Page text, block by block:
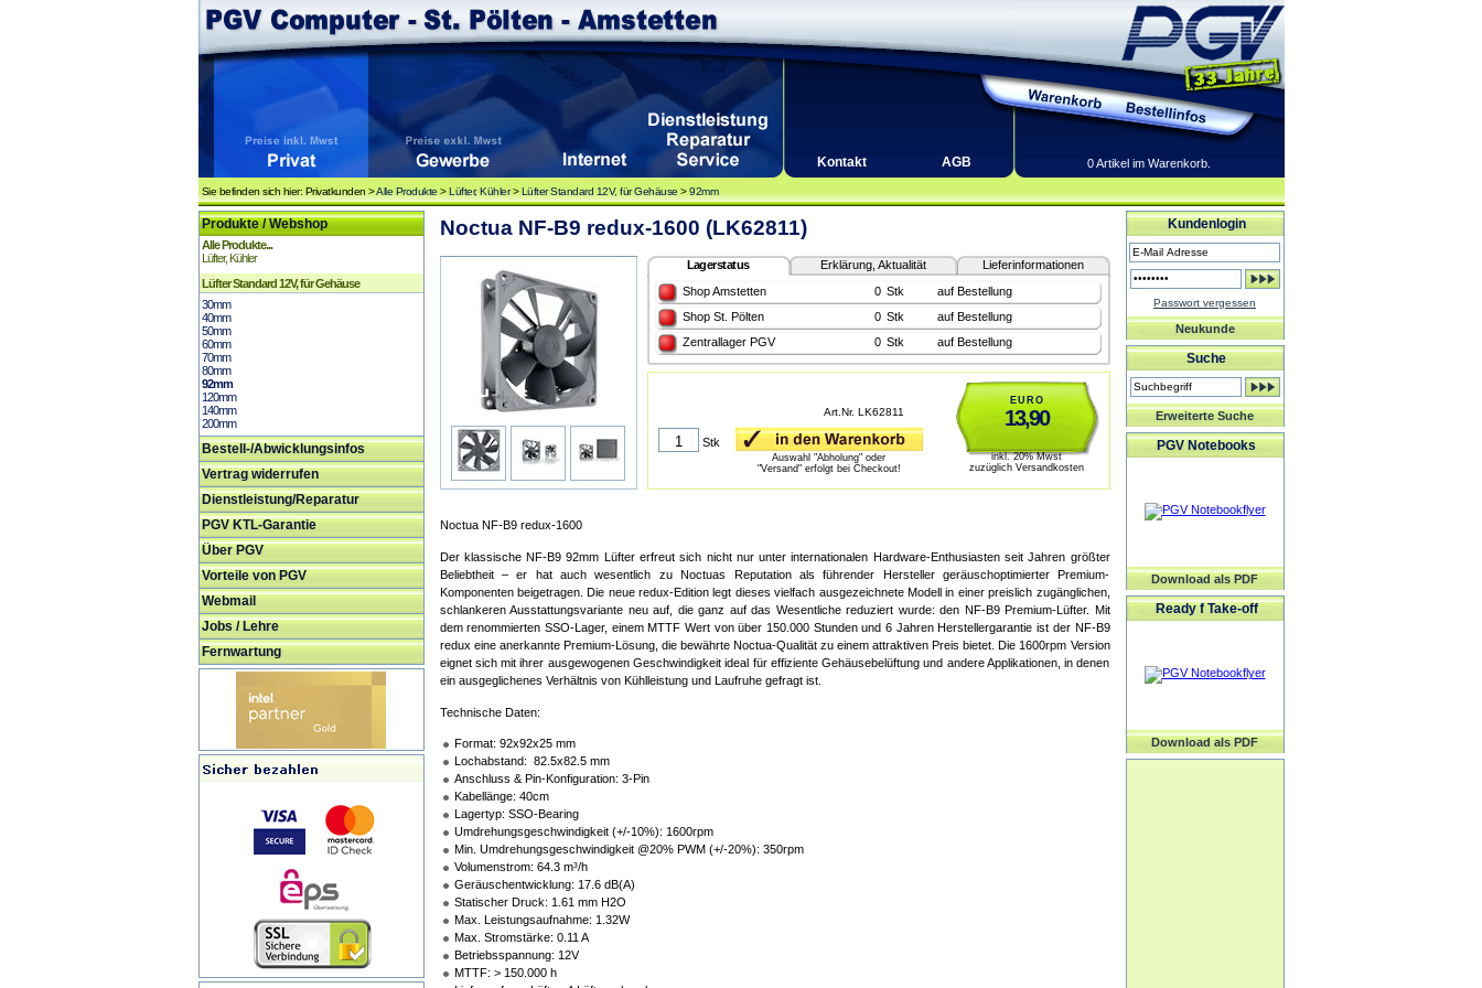
Kontakt AGB 0 Artikel im Warenkorb.
Sie befinden sich hier: Privatkunden >Alle Produkte >Lüfter, Kühler>Lüfter Standard 12V, für Gehäuse >92mm
Produkte / Webshop
Alle Produkte...
Lüfter, Kühler
Lüfter Standard 12V, für Gehäuse
30mm
40mm
50mm
60mm
70mm
80mm
92mm
120mm
140mm
200mm
Bestell-/Abwicklungsinfos
Vertrag widerrufen
Dienstleistung/Reparatur
PGV KTL-Garantie
Über PGV
Vorteile von PGV
Webmail
Jobs / Lehre
Fernwartung
Noctua NF-B9 redux-1600 (LK62811)
Lagerstatus Erklärung, Aktualität
Lieferinformationen
Shop Amstetten
0 Stk
auf Bestellung
Shop St. Pölten
0 Stk
auf Bestellung
Zentrallager PGV
0 Stk auf Bestellung
EURO
13,90
inkl. 20% Mwst
zuzüglich Versandkosten
Art.Nr. LK62811
Stk
Auswahl "Abholung" oder
"Versand" erfolgt bei Checkout!
Noctua NF-B9 redux-1600
Der klassische NF-B9 92mm Lüfter erfreut sich nicht nur unter internationalen Hardware-Enthusiasten seit Jahren größter
Beliebtheit – er hat auch wesentlich zu Noctuas Reputation als führender Hersteller geräuschoptimierter Premium-
Komponenten beigetragen. Die neue redux-Edition legt dieses vielfach ausgezeichnete Modell in einer preislich zugänglichen,
schlankeren Ausstattungsvariante neu auf, die ganz auf das Wesentliche reduziert wurde: den NF-B9 Premium-Lüfter. Mit
dem renommierten SSO-Lager, einem MTTF Wert von über 150.000 Stunden und 6 Jahren Herstellergarantie ist der NF-B9
redux eine anerkannte Premium-Lösung, die bewährte Noctua-Qualität zu einem attraktiven Preis bietet. Die 1600rpm Version
eignet sich mit ihrer ausgewogenen Geschwindigkeit ideal für effiziente Gehäusebelüftung und andere Applikationen, in denen
ein ausgeglichenes Verhältnis von Kühlleistung und Laufruhe gefragt ist.
Technische Daten:
Format: 92x92x25 mm
Lochabstand: 82.5x82.5 mm
Anschluss & Pin-Konfiguration: 3-Pin
Kabellänge: 40cm
Lagertyp: SSO-Bearing
Umdrehungsgeschwindigkeit (+/-10%): 1600rpm
Min. Umdrehungsgeschwindigkeit @20% PWM (+/-20%): 350rpm
Volumenstrom: 64.3 m³/h
Geräuschentwicklung: 17.6 dB(A)
Statischer Druck: 1.61 mm H2O
Max. Leistungsaufnahme: 1.32W
Max. Stromstärke: 0.11 A
Betriebsspannung: 12V
MTTF: > 150.000 h
Kundenlogin
Passwort vergessen
Neukunde
Suche
Erweiterte Suche
PGV Notebooks
Download als PDF
Ready f Take-off
Download als PDF